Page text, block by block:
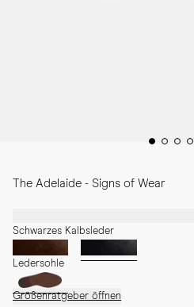
The Adelaide - Signs of Wear
Schwarzes Kalbsleder
Ledersohle
Größenratgeber öffnen